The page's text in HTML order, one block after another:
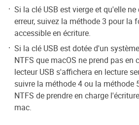
Si la clé USB est vierge et qu'elle
erreur, suivez la méthode 3 pour la
accessible en écriture.
Si la clé USB est dotée d'un
NTFS que macOS ne prend pas en
lecteur USB s'affichera en lecture
suivre la méthode 4 ou la méthode
NTFS de prendre en charge
mac.